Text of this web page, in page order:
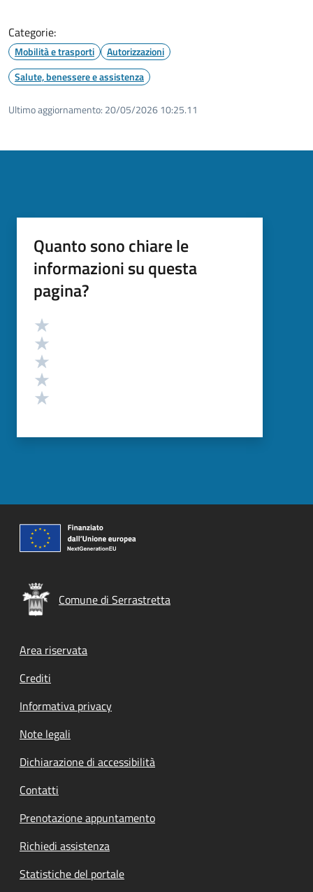
Categorie:
Mobilità e trasporti
Autorizzazioni
Salute, benessere e assistenza
Ultimo aggiornamento: 20/05/2026 10:25.11
Quanto sono chiare le
informazioni su questa
pagina?
Valutazione
Comune di Serrastretta
Footer menu
Area riservata
Crediti
Informativa privacy
Note legali
Dichiarazione di accessibilità
Contatti
Prenotazione appuntamento
Richiedi assistenza
Statistiche del portale